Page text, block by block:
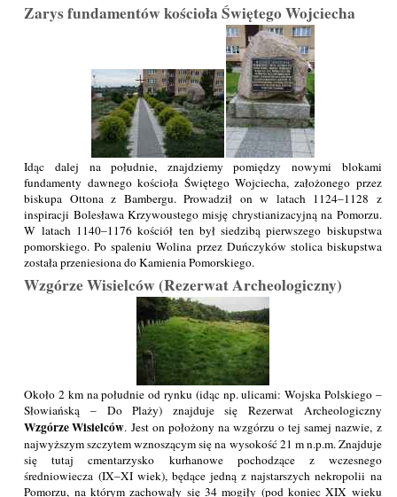
Zarys fundamentów kościoła Świętego Wojciecha
Idąc dalej na południe, znajdziemy pomiędzy nowymi blokami
fundamenty dawnego kościoła Świętego Wojciecha, założonego przez
biskupa Ottona z Bambergu. Prowadził on w latach 1124–1128 z
inspiracji Bolesława Krzywoustego misję chrystianizacyjną na Pomorzu.
W latach 1140–1176 kościół ten był siedzibą pierwszego biskupstwa
pomorskiego. Po spaleniu Wolina przez Duńczyków stolica biskupstwa
została przeniesiona do Kamienia Pomorskiego.
Wzgórze Wisielców (Rezerwat Archeologiczny)
Około 2 km na południe od rynku (idąc np. ulicami: Wojska Polskiego –
Słowiańską – Do Plaży) znajduje się Rezerwat Archeologiczny
Wzgórze Wisielców. Jest on położony na wzgórzu o tej samej nazwie, z
najwyższym szczytem wznoszącym się na wysokość 21 m n.p.m. Znajduje
się tutaj cmentarzysko kurhanowe pochodzące z wczesnego
średniowiecza (IX–XI wiek), będące jedną z najstarszych nekropolii na
Pomorzu, na którym zachowały się 34 mogiły (pod koniec XIX wieku